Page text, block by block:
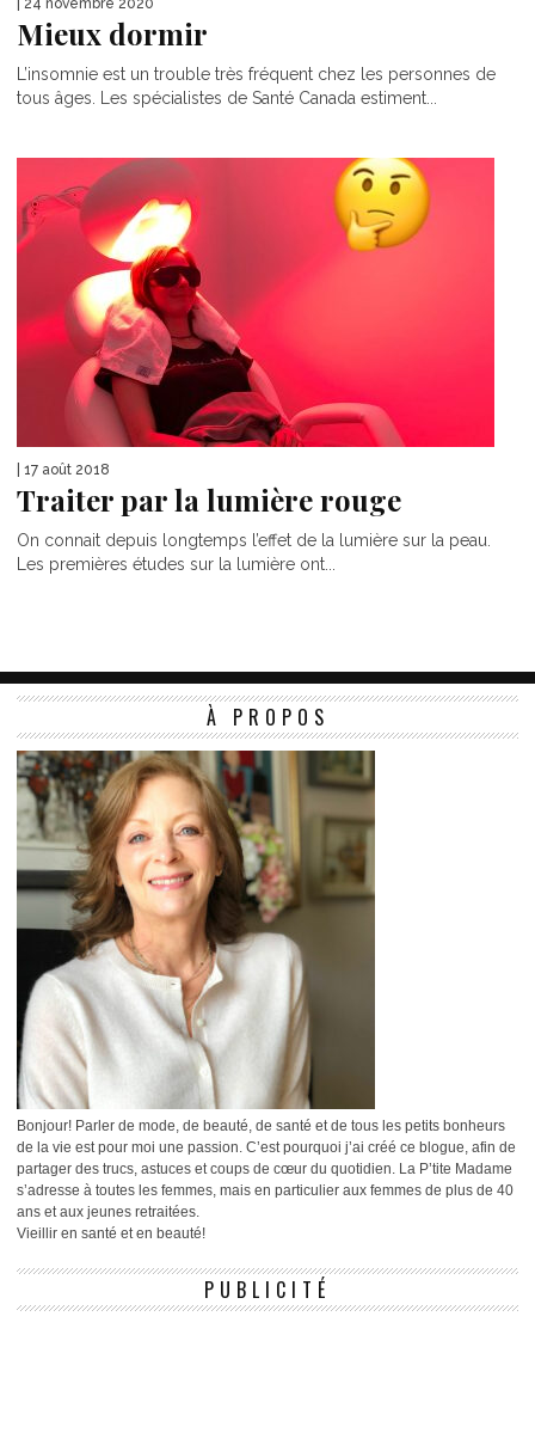
| 24 novembre 2020
Mieux dormir
L’insomnie est un trouble très fréquent chez les personnes de
tous âges. Les spécialistes de Santé Canada estiment...
| 17 août 2018
Traiter par la lumière rouge
On connait depuis longtemps l’effet de la lumière sur la peau.
Les premières études sur la lumière ont...
À PROPOS
Bonjour! Parler de mode, de beauté, de santé et de tous les petits bonheurs
de la vie est pour moi une passion. C’est pourquoi j’ai créé ce blogue, afin de
partager des trucs, astuces et coups de cœur du quotidien. La P’tite Madame
s’adresse à toutes les femmes, mais en particulier aux femmes de plus de 40
ans et aux jeunes retraitées.
Vieillir en santé et en beauté!
PUBLICITÉ